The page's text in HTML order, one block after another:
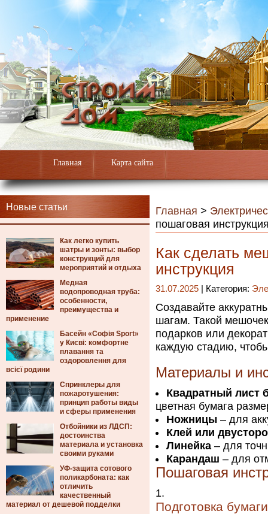
Главная Карта сайта
Новые статьи
Как легко купить
шатры и зонты: выбор
конструкций для
мероприятий и отдыха
Медная
водопроводная труба:
особенности,
преимущества и
применение
Басейн «Софія Sport»
у Києві: комфортне
плавання та
оздоровлення для
всієї родини
Спринклеры для
пожаротушения:
принцип работы виды
и сферы применения
Отбойники из ЛДСП:
достоинства
материала и установка
своими руками
УФ-защита сотового
поликарбоната: как
отличить
качественный
материал от дешевой подделки
Главная >
пошаговая
Как сделать
инструкция
31.07.2025 | Категория:
Создавайте
шагам. Такой
подарков или
каждую стадию,
Материалы и
Квадратный лист
цветная бумага
Ножницы – для
Клей или
Линейка – для
Карандаш – для
Пошаговая
Подготовка бумаги